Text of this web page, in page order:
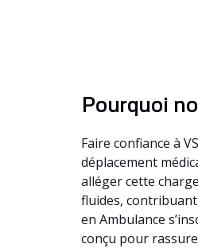
Pourquoi
Faire confiance à
déplacement
alléger cette
fluides,
en Ambulance
conçu pour